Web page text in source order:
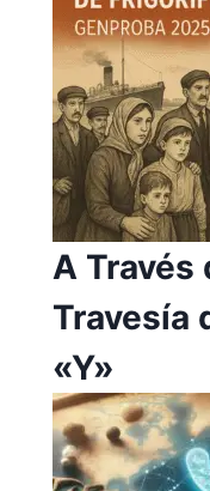
A Través
Travesía
«Y»